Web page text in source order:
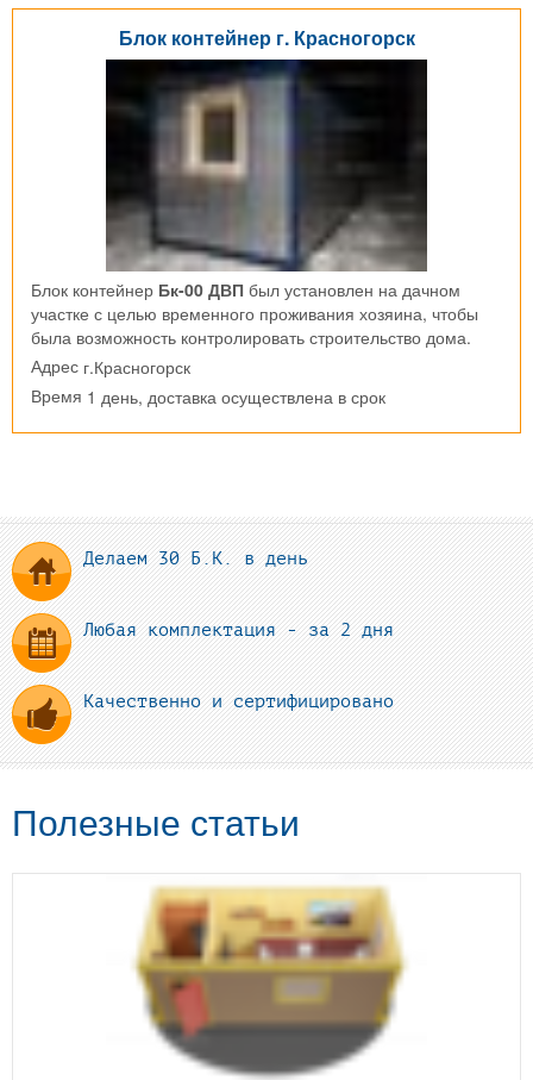
Блок контейнер г. Красногорск
Блок контейнер Бк-00 ДВП был установлен на дачном
участке с целью временного проживания хозяина, чтобы
была возможность контролировать строительство дома.
Адрес г.Красногорск
Время 1 день, доставка осуществлена в срок
Делаем 30 Б.К. в день
Любая комплектация - за 2 дня
Качественно и сертифицировано
Полезные статьи